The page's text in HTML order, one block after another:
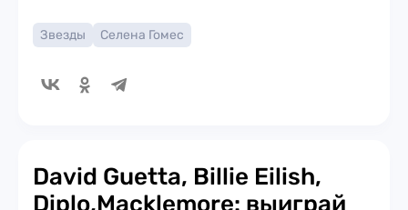
Звезды Селена Гомес
David Guetta, Billie Eilish,
Diplo,Macklemore: выиграй